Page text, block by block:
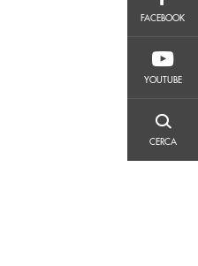
FACEBOOK
YOUTUBE
CERCA